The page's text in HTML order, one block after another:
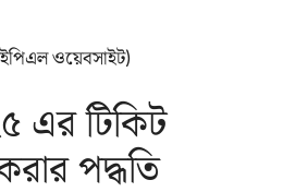
ওয়েবসাইট)
এর টিকিট
পদ্ধতি